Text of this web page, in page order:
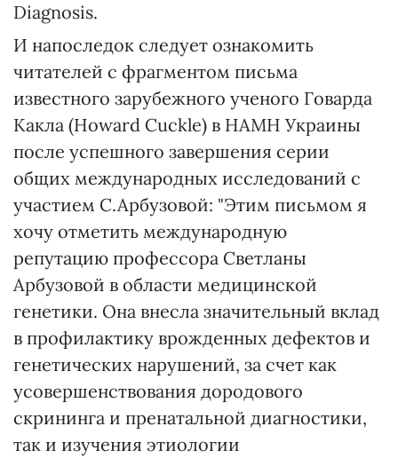
Diagnosis.
И напоследок следует ознакомить
читателей с фрагментом письма
известного зарубежного ученого Говарда
Какла (Howard Cuckle) в НАМН Украины
после успешного завершения серии
общих международных исследований с
участием С.Арбузовой: "Этим письмом я
хочу отметить международную
репутацию профессора Светланы
Арбузовой в области медицинской
генетики. Она внесла значительный вклад
в профилактику врожденных дефектов и
генетических нарушений, за счет как
усовершенствования дородового
скрининга и пренатальной диагностики,
так и изучения этиологии